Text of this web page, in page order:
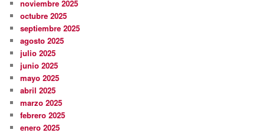
noviembre 2025
octubre 2025
septiembre 2025
agosto 2025
julio 2025
junio 2025
mayo 2025
abril 2025
marzo 2025
febrero 2025
enero 2025